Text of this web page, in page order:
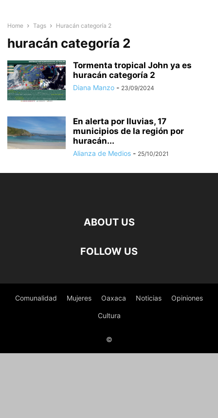
Home Tags Huracán categoría 2
huracán categoría 2
Tormenta tropical John ya es
huracán categoría 2
Diana Manzo - 23/09/2024
En alerta por lluvias, 17
municipios de la región por
huracán...
Alianza de Medios - 25/10/2021
ABOUT US
FOLLOW US
Comunalidad Mujeres Oaxaca Noticias Opiniones
Cultura
©